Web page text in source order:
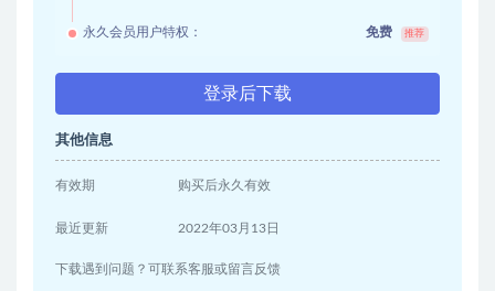
永久会员用户特权： 免费 推荐
登录后下载
其他信息
有效期 购买后永久有效
最近更新 2022年03月13日
下载遇到问题？可联系客服或留言反馈